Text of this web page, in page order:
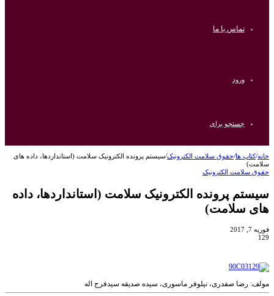
تماس با ما
ورود
جستجو برای
خانه/کتاب ها/حقوق سلامت الکترونیک/سیستم پرونده الکترونیک سلامت (استانداردها، داده های
سلامت)
حقوق سلامت الکترونیک
سیستم پرونده الکترونیک سلامت (استانداردها، داده
های سلامت)
فوریه 7, 2017
129
مولف: رضا صفدری، نیلوفر ماسوری، سیده صدیقه سیدفرج اله